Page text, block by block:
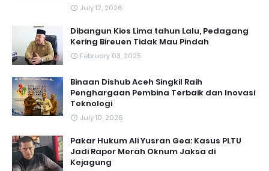
July 12, 2026
Dibangun Kios Lima tahun Lalu, Pedagang
Kering Bireuen Tidak Mau Pindah
February 03, 2025
Binaan Dishub Aceh Singkil Raih
Penghargaan Pembina Terbaik dan Inovasi
Teknologi
July 10, 2026
Pakar Hukum Ali Yusran Gea: Kasus PLTU
Jadi Rapor Merah Oknum Jaksa di
Kejagung